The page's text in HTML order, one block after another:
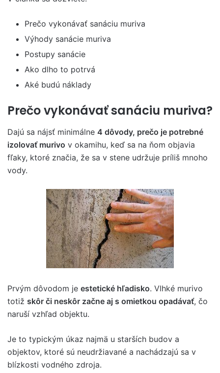
Prečo vykonávať sanáciu muriva
Výhody sanácie muriva
Postupy sanácie
Ako dlho to potrvá
Aké budú náklady
Prečo vykonávať sanáciu muriva?
Dajú sa nájsť minimálne 4 dôvody, prečo je potrebné
izolovať murivo v okamihu, keď sa na ňom objavia
fľaky, ktoré značia, že sa v stene udržuje príliš mnoho
vody.
Prvým dôvodom je estetické hľadisko. Vlhké murivo
totiž skôr či neskôr začne aj s omietkou opadávať, čo
naruší vzhľad objektu.
Je to typickým úkaz najmä u starších budov a
objektov, ktoré sú neudržiavané a nachádzajú sa v
blízkosti vodného zdroja.